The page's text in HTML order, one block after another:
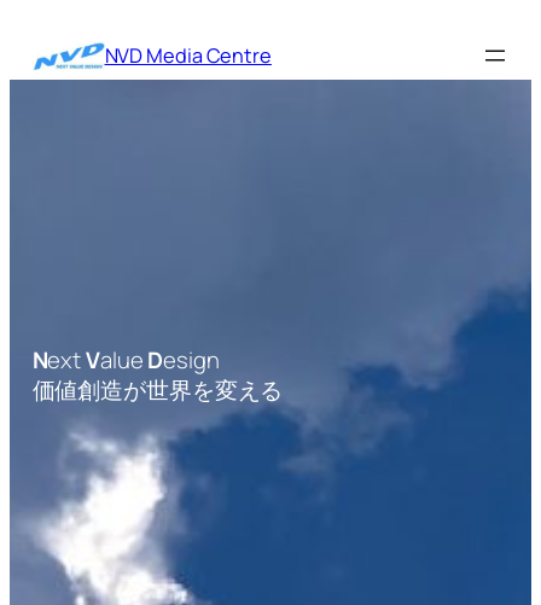
を
NVD Media Centre
NextValueDesign
価値創造が世界を変える